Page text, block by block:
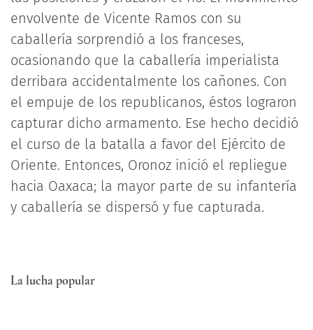
envolvente de Vicente Ramos con su
caballería sorprendió a los franceses,
ocasionando que la caballería imperialista
derribara accidentalmente los cañones. Con
el empuje de los republicanos, éstos lograron
capturar dicho armamento. Ese hecho decidió
el curso de la batalla a favor del Ejército de
Oriente. Entonces, Oronoz inició el repliegue
hacia Oaxaca; la mayor parte de su infantería
y caballería se dispersó y fue capturada.
La lucha popular